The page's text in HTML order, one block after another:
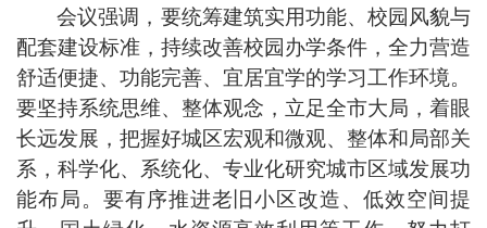
会议强调，要统筹建筑实用功能、校园风貌与
配套建设标准，持续改善校园办学条件，全力营造
舒适便捷、功能完善、宜居宜学的学习工作环境。
要坚持系统思维、整体观念，立足全市大局，着眼
长远发展，把握好城区宏观和微观、整体和局部关
系，科学化、系统化、专业化研究城市区域发展功
能布局。要有序推进老旧小区改造、低效空间提